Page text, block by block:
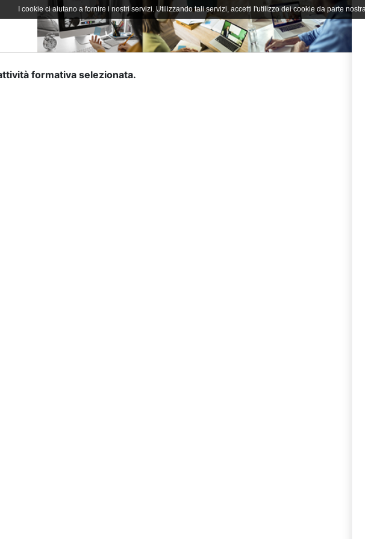
formativa selezionata.
I cookie ci aiutano a fornire i nostri servizi. Utilizzando tali servizi, accetti l'utilizzo dei cookie da parte